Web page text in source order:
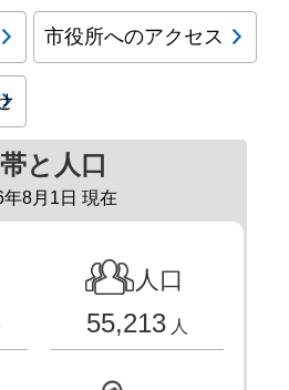
市役所へのアクセス
と人口
年8月1日 現在
人口
55,213 人